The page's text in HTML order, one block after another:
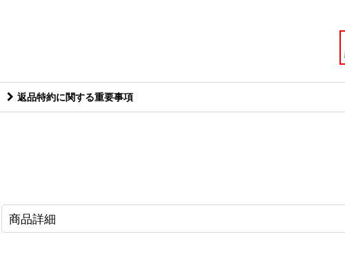
返品特約に関する重要事項
商品詳細